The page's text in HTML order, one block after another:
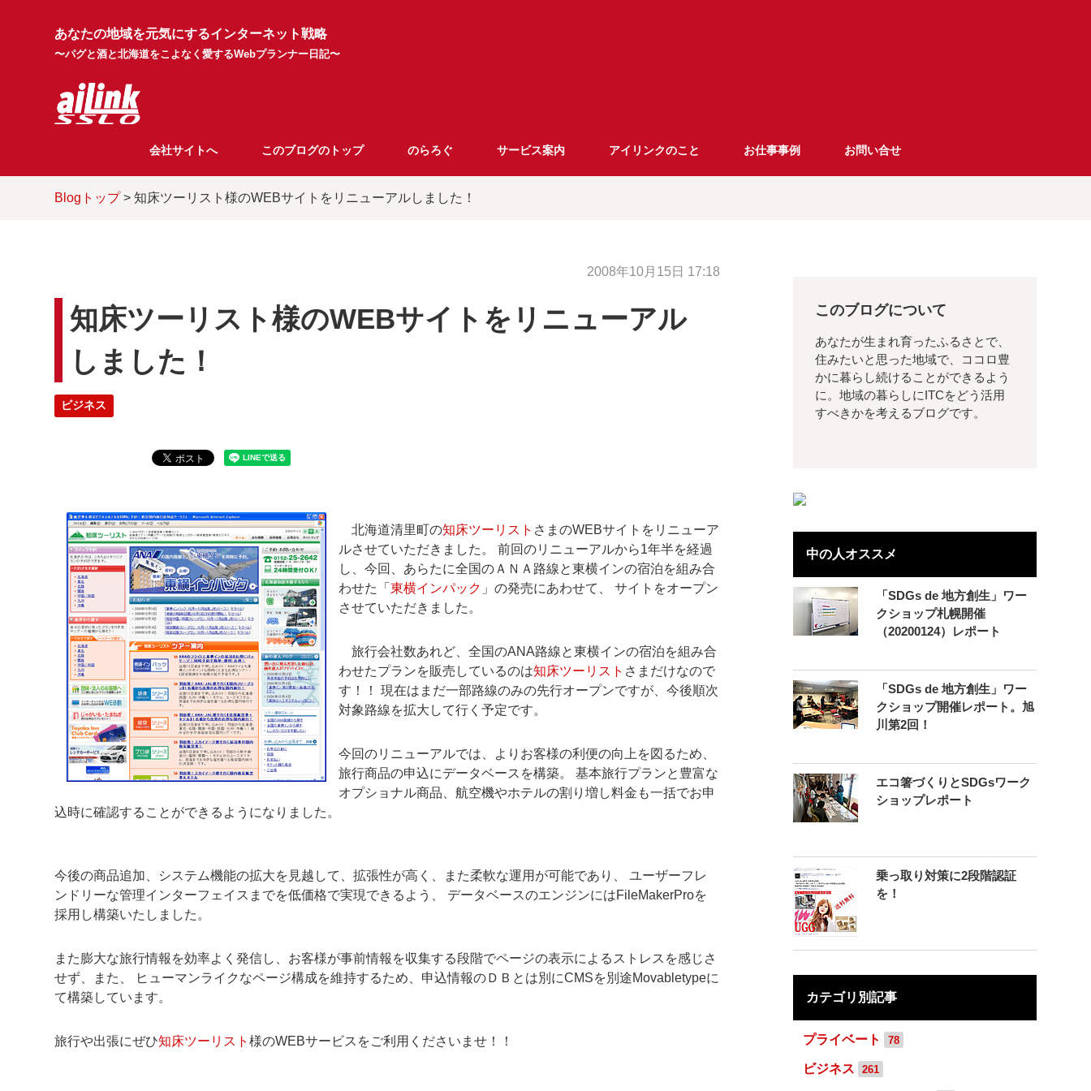
あなたの地域を元気にするインターネット戦略
〜パグと酒と北海道をこよなく愛するWebプランナー日記〜
会社サイトへ このブログのトップ のらろぐ サービス案内 アイリンクのこと お仕事事例 お問い合せ
Blogトップ> 知床ツーリスト様のWEBサイトをリニューアルしました！
2008年10月15日 17:18
知床ツーリスト様のWEBサイトをリニューアル
しました！
ビジネス
北海道清里町の知床ツーリスト さまのWEBサイトをリニューア
ルさせていただきました。 前回のリニューアルから1年半を経過
し、今回、あらたに全国のＡＮＡ路線と東横インの宿泊を組み合
わせた「東横インパック 」の発売にあわせて、 サイトをオープン
させていただきました。
旅行会社数あれど、全国のANA路線と東横インの宿泊を組み合
わせたプランを販売しているのは知床ツーリスト さまだけなので
す！！ 現在はまだ一部路線のみの先行オープンですが、今後順次
対象路線を拡大して行く予定です。
今回のリニューアルでは、よりお客様の利便の向上を図るため、
旅行商品の申込にデータベースを構築。 基本旅行プランと豊富な
オプショナル商品、航空機やホテルの割り増し料金も一括でお申
込時に確認することができるようになりました。
今後の商品追加、システム機能の拡大を見越して、拡張性が高く、また柔軟な運用が可能であり、 ユーザーフレ
ンドリーな管理インターフェイスまでを低価格で実現できるよう、 データベースのエンジンにはFileMakerProを
採用し構築いたしました。
また膨大な旅行情報を効率よく発信し、お客様が事前情報を収集する段階でページの表示によるストレスを感じさ
せず、また、 ヒューマンライクなページ構成を維持するため、申込情報のＤＢとは別にCMSを別途Movabletypeに
て構築しています。
旅行や出張にぜひ知床ツーリスト様のWEBサービスをご利用くださいませ！！
このブログについて
あなたが生まれ育ったふるさとで、
住みたいと思った地域で、ココロ豊
かに暮らし続けることができるよう
に。地域の暮らしにITCをどう活用
すべきかを考えるブログです。
中の人オススメ
「SDGs de 地方創生」ワー
クショップ札幌開催
（20200124）レポート
「SDGs de 地方創生」ワー
クショップ開催レポート。旭
川第2回！
エコ箸づくりとSDGsワーク
ショップレポート
乗っ取り対策に2段階認証
を！
カテゴリ別記事
プライベート 78
ビジネス 261